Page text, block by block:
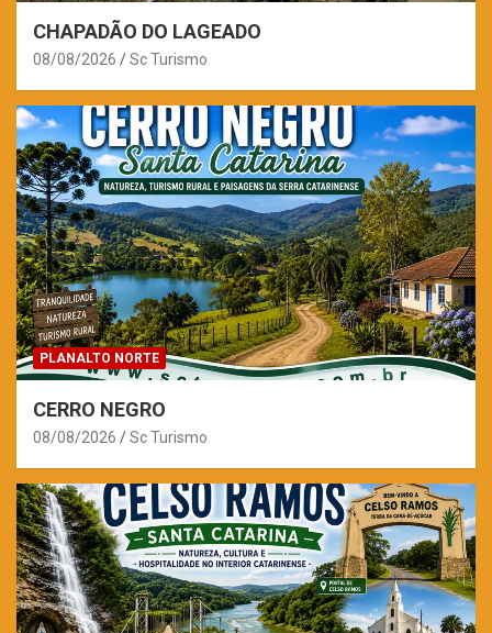
CHAPADÃO DO LAGEADO
08/08/2026 Sc Turismo
PLANALTO NORTE
CERRO NEGRO
08/08/2026 Sc Turismo